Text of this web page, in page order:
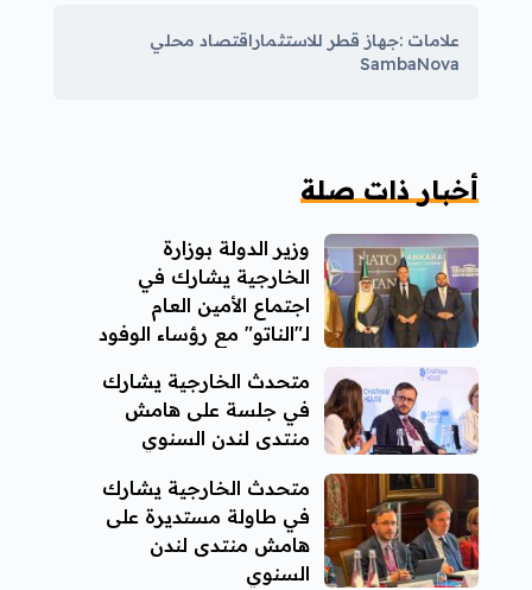
علامات :جهاز قطر للاستثماراقتصاد محلي
SambaNova
أخبار ذات صلة
وزير الدولة بوزارة
الخارجية يشارك في
اجتماع الأمين العام
لـ"الناتو" مع رؤساء الوفود
متحدث الخارجية يشارك
في جلسة على هامش
منتدى لندن السنوي
متحدث الخارجية يشارك
في طاولة مستديرة على
هامش منتدى لندن
السنوي